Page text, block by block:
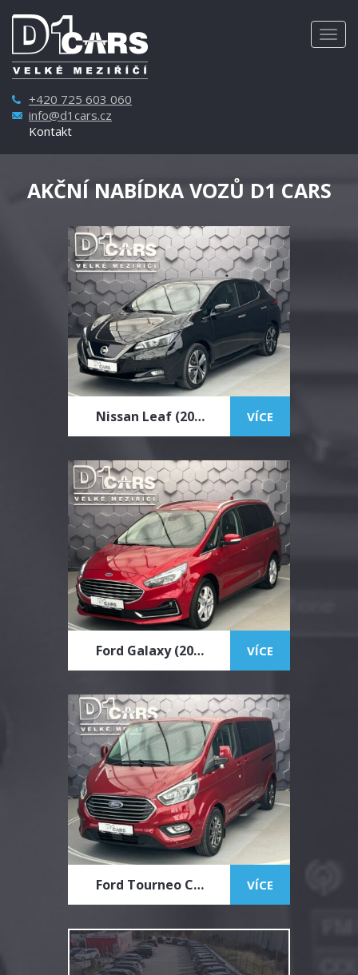
+420 725 603 060
info@d1cars.cz
Kontakt
AKČNÍ NABÍDKA VOZŮ D1 CARS
Nissan Leaf (2021) VÍCE
Ford Galaxy (2023) VÍCE
Ford Tourneo Custom (2021) VÍCE